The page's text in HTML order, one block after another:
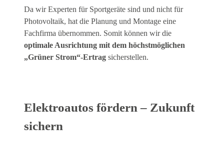
Da wir Experten für Sportgeräte sind und nicht für
Photovoltaik, hat die Planung und Montage eine
Fachfirma übernommen. Somit können wir die
optimale Ausrichtung mit dem höchstmöglichen
„Grüner Strom“-Ertrag sicherstellen.
Elektroautos fördern – Zukunft
sichern